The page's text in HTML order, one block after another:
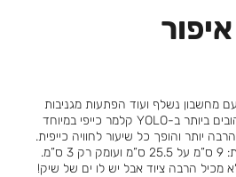
מחשבון נשלף ועוד הפתעות מגניבות
שמגלים ככל שמתעמקים בו יותר! אחד המוצרים האהובים ביותר ב-YOLO קלמר כייפי במיוחד
יותר והופך כל שיעור לחוויה כייפית.
עכשיו במגוון עיצובים חדשים ובמהדורה מוגבלת! מידות: 9 ס”מ על 25.5 ס”מ ועומק רק 3 ס”מ.
מכיל הרבה ציוד אבל יש לו ים של שיק!